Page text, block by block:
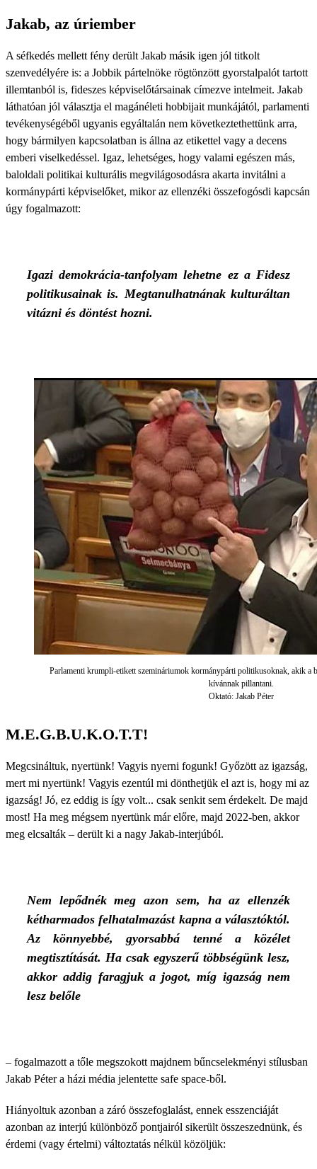
Jakab, az úriember
A séfkedés mellett fény derült Jakab másik igen jól titkolt
szenvedélyére is: a Jobbik pártelnöke rögtönzött gyorstalpalót tartott
illemtanból is, fideszes képviselőtársainak címezve intelmeit. Jakab
láthatóan jól választja el magánéleti hobbijait munkájától, parlamenti
tevékenységéből ugyanis egyáltalán nem következtethettünk arra,
hogy bármilyen kapcsolatban is állna az etikettel vagy a decens
emberi viselkedéssel. Igaz, lehetséges, hogy valami egészen más,
baloldali politikai kulturális megvilágosodásra akarta invitálni a
kormánypárti képviselőket, mikor az ellenzéki összefogósdi kapcsán
úgy fogalmazott:
Igazi demokrácia-tanfolyam lehetne ez a Fidesz
politikusainak is. Megtanulhatnának kulturáltan
vitázni és döntést hozni.
Parlamenti krumpli-etikett szemináriumok kormánypárti politikusoknak, akik a
kívánnak pillantani.
Oktató: Jakab Péter
M.E.G.B.U.K.O.T.T!
Megcsináltuk, nyertünk! Vagyis nyerni fogunk! Győzött az igazság,
mert mi nyertünk! Vagyis ezentúl mi dönthetjük el azt is, hogy mi az
igazság! Jó, ez eddig is így volt... csak senkit sem érdekelt. De majd
most! Ha meg mégsem nyertünk már előre, majd 2022-ben, akkor
meg elcsalták – derült ki a nagy Jakab-interjúból.
Nem lepődnék meg azon sem, ha az ellenzék
kétharmados felhatalmazást kapna a választóktól.
Az könnyebbé, gyorsabbá tenné a közélet
megtisztítását. Ha csak egyszerű többségünk lesz,
akkor addig faragjuk a jogot, míg igazság nem
lesz belőle
– fogalmazott a tőle megszokott majdnem bűncselekményi stílusban
Jakab Péter a házi média jelentette safe space-ből.
Hiányoltuk azonban a záró összefoglalást, ennek esszenciáját
azonban az interjú különböző pontjairól sikerült összeszednünk, és
érdemi (vagy értelmi) változtatás nélkül közöljük: